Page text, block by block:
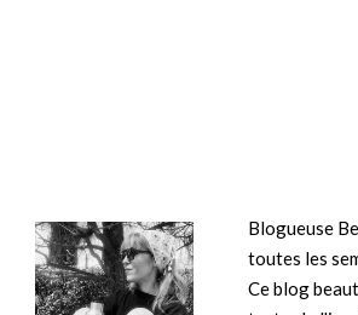
Blogueuse
toutes les
Ce blog